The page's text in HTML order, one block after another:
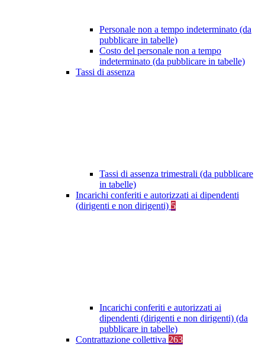
Personale non a tempo indeterminato (da
pubblicare in tabelle)
Costo del personale non a tempo
indeterminato (da pubblicare in tabelle)
Tassi di assenza
Tassi di assenza trimestrali (da pubblicare
in tabelle)
Incarichi conferiti e autorizzati ai dipendenti
(dirigenti e non dirigenti) 5
Incarichi conferiti e autorizzati ai
dipendenti (dirigenti e non dirigenti) (da
pubblicare in tabelle)
Contrattazione collettiva 263